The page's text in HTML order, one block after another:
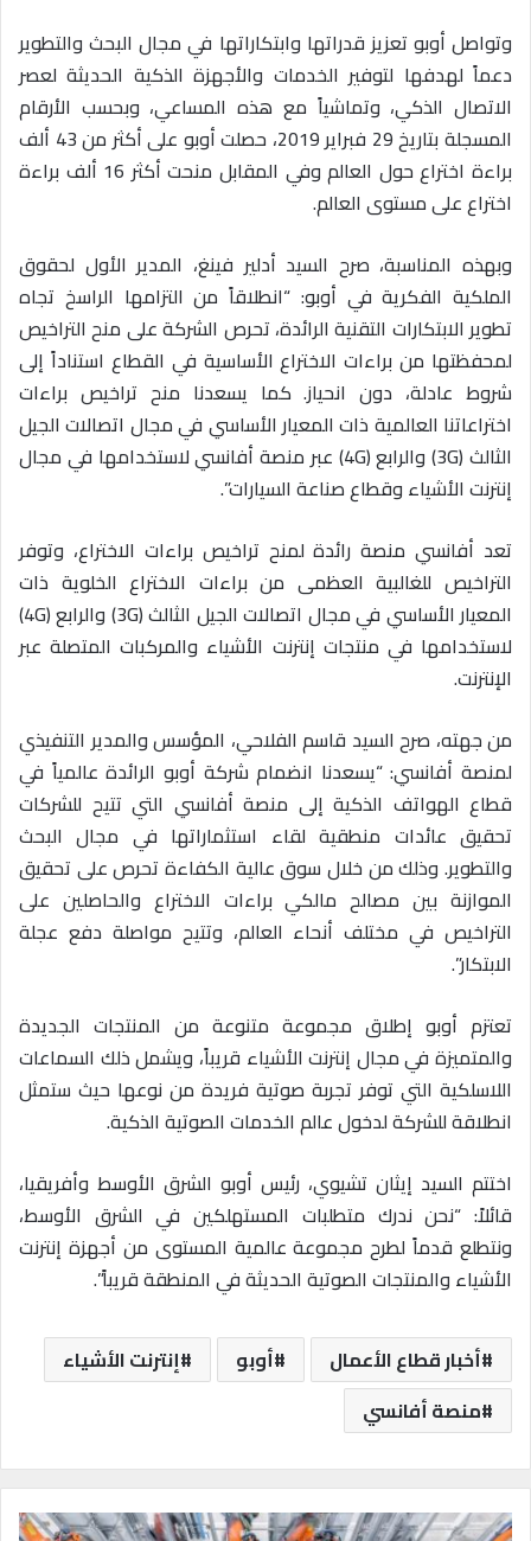
وتواصل أوبو تعزيز قدراتها وابتكاراتها في مجال البحث والتطوير
دعماً لهدفها لتوفير الخدمات والأجهزة الذكية الحديثة لعصر
الاتصال الذكي، وتماشياً مع هذه المساعي، وبحسب الأرقام
المسجلة بتاريخ 29 فبراير 2019، حصلت أوبو على أكثر من 43 ألف
براءة اختراع حول العالم وفي المقابل منحت أكثر 16 ألف براءة
اختراع على مستوى العالم.
وبهذه المناسبة، صرح السيد أدلير فينغ، المدير الأول لحقوق
الملكية الفكرية في أوبو: “انطلاقاً من التزامها الراسخ تجاه
تطوير الابتكارات التقنية الرائدة، تحرص الشركة على منح التراخيص
لمحفظتها من براءات الاختراع الأساسية في القطاع استناداً إلى
شروط عادلة، دون انحياز. كما يسعدنا منح تراخيص براءات
اختراعاتنا العالمية ذات المعيار الأساسي في مجال اتصالات الجيل
الثالث (3G) والرابع (4G) عبر منصة أفانسي لاستخدامها في مجال
إنترنت الأشياء وقطاع صناعة السيارات”.
تعد أفانسي منصة رائدة لمنح تراخيص براءات الاختراع، وتوفر
التراخيص للغالبية العظمى من براءات الاختراع الخلوية ذات
المعيار الأساسي في مجال اتصالات الجيل الثالث (3G) والرابع (4G)
لاستخدامها في منتجات إنترنت الأشياء والمركبات المتصلة عبر
الإنترنت.
من جهته، صرح السيد قاسم الفلاحي، المؤسس والمدير التنفيذي
لمنصة أفانسي: “يسعدنا انضمام شركة أوبو الرائدة عالمياً في
قطاع الهواتف الذكية إلى منصة أفانسي التي تتيح للشركات
تحقيق عائدات منطقية لقاء استثماراتها في مجال البحث
والتطوير. وذلك من خلال سوق عالية الكفاءة تحرص على تحقيق
الموازنة بين مصالح مالكي براءات الاختراع والحاصلين على
التراخيص في مختلف أنحاء العالم، وتتيح مواصلة دفع عجلة
الابتكار”.
تعتزم أوبو إطلاق مجموعة متنوعة من المنتجات الجديدة
والمتميزة في مجال إنترنت الأشياء قريباً، ويشمل ذلك السماعات
اللاسلكية التي توفر تجربة صوتية فريدة من نوعها حيث ستمثل
انطلاقة للشركة لدخول عالم الخدمات الصوتية الذكية.
اختتم السيد إيثان تشيوي، رئيس أوبو الشرق الأوسط وأفريقيا،
قائلاً: “نحن ندرك متطلبات المستهلكين في الشرق الأوسط،
ونتطلع قدماً لطرح مجموعة عالمية المستوى من أجهزة إنترنت
الأشياء والمنتجات الصوتية الحديثة في المنطقة قريباً”.
أخبار قطاع الأعمال أوبو
إنترنت الأشياء
منصة أفانسي
م